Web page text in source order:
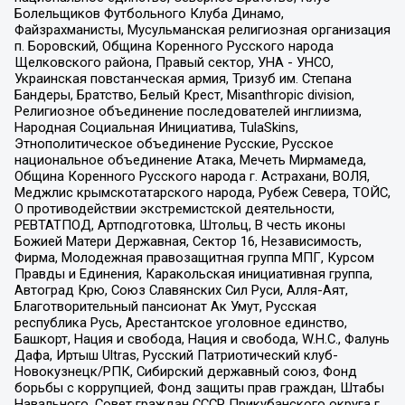
Болельщиков Футбольного Клуба Динамо,
Файзрахманисты, Мусульманская религиозная организация
п. Боровский, Община Коренного Русского народа
Щелковского района, Правый сектор, УНА - УНСО,
Украинская повстанческая армия, Тризуб им. Степана
Бандеры, Братство, Белый Крест, Misanthropic division,
Религиозное объединение последователей инглиизма,
Народная Социальная Инициатива, TulaSkins,
Этнополитическое объединение Русские, Русское
национальное объединение Атака, Мечеть Мирмамеда,
Община Коренного Русского народа г. Астрахани, ВОЛЯ,
Меджлис крымскотатарского народа, Рубеж Севера, ТОЙС,
О противодействии экстремистской деятельности,
РЕВТАТПОД, Артподготовка, Штольц, В честь иконы
Божией Матери Державная, Сектор 16, Независимость,
Фирма, Молодежная правозащитная группа МПГ, Курсом
Правды и Единения, Каракольская инициативная группа,
Автоград Крю, Союз Славянских Сил Руси, Алля-Аят,
Благотворительный пансионат Ак Умут, Русская
республика Русь, Арестантское уголовное единство,
Башкорт, Нация и свобода, Нация и свобода, W.H.С., Фалунь
Дафа, Иртыш Ultras, Русский Патриотический клуб-
Новокузнецк/РПК, Сибирский державный союз, Фонд
борьбы с коррупцией, Фонд защиты прав граждан, Штабы